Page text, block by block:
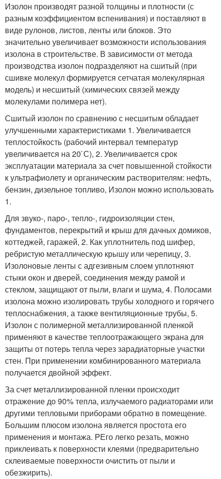
Изолон производят разной толщины и плотности (с
разным коэффициентом вспенивания) и поставляют в
виде рулонов, листов, ленты или блоков. Это
значительно увеличивает возможности использования
изолона в строительстве. В зависимости от метода
производства изолон подразделяют на сшитый (при
сшивке молекул формируется сетчатая молекулярная
модель) и несшитый (химических связей между
молекулами полимера нет).
Сшитый изолон по сравнению с несшитым обладает
улучшенными характеристиками 1. Увеличивается
теплостойкость (рабочий интервал температур
увеличивается на 20`С), 2. Увеличивается срок
эксплуатации материала за счет повышенной стойкости
к ультрафиолету и органическим растворителям: нефть,
бензин, дизельное топливо, Изолон можно использовать
1.
Для звуко-, паро-, тепло-, гидроизоляции стен,
фундаментов, перекрытий и крыш для дачных домиков,
коттеджей, гаражей, 2. Как уплотнитель под шифер,
ребристую металлическую крышу или черепицу, 3.
Изолоновые ленты с адгезивным слоем уплотняют
стыки окон и дверей, соединения между рамой и
стеклом, защищают от пыли, влаги и шума, 4. Полосами
изолона можно изолировать трубы холодного и горячего
теплоснабжения, а также вентиляционные трубы, 5.
Изолон с полимерной металлизированной пленкой
применяют в качестве теплоотражающего экрана для
защиты от потерь тепла через зарадиаторные участки
стен. При применении комбинированного материала
получается двойной эффект.
За счет металлизированной пленки происходит
отражение до 90% тепла, излучаемого радиаторами или
другими тепловыми приборами обратно в помещение.
Большим плюсом изолона является простота его
применения и монтажа. PЕго легко резать, можно
приклеивать к поверхности клеями (предварительно
склеиваемые поверхности очистить от пыли и
обезжирить).